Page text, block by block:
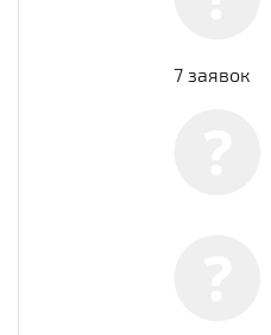
7 заявок